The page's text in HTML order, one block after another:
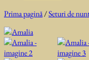
Prima pagină/Seturi de